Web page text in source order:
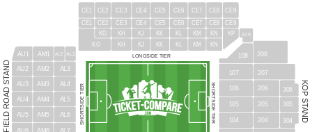
KG KH KJ KK KL KM KN
KP
CE2 CE3 CE4 CE5 CE6 CE7 CE8
CE1 CE9
CE2 CE3 CE4 CE5 CE6 CE7 CE8 CE9
CE1
AM6
AM5
AM4
AM3
AM2
AM1
AL7
AL6
AL5
AL4
AL3
AL2 AL1
104
105
106
107
204
205
206
207
305
306
304
108
109
208
AU1
AU2
AU3
AU4
AU5
AU6
KG KH KJ KK KL KM KN
ANFIELD ROAD STAND KOP STAND
LONGSIDE TIER
SHORTSIDE TIER SHORTSIDE TIER